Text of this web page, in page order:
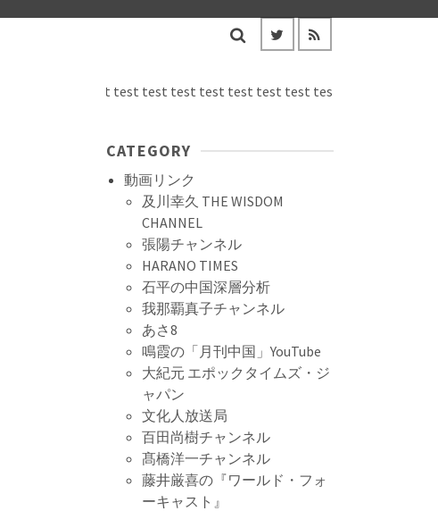
test test test test test test test test test test test test test test test
CATEGORY
動画リンク
及川幸久 THE WISDOM
CHANNEL
張陽チャンネル
HARANO TIMES
石平の中国深層分析
我那覇真子チャンネル
あさ8
鳴霞の「月刊中国」YouTube
大紀元 エポックタイムズ・ジ
ャパン
文化人放送局
百田尚樹チャンネル
髙橋洋一チャンネル
藤井厳喜の『ワールド・フォ
ーキャスト』